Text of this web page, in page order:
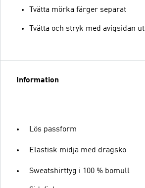
Tvätta mörka färger separat
Tvätta och stryk med avigsidan ut
Information
Lös passform
Elastisk midja med dragsko
Sweatshirttyg i 100 % bomull